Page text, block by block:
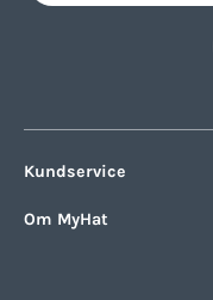
Kundservice
Om MyHat